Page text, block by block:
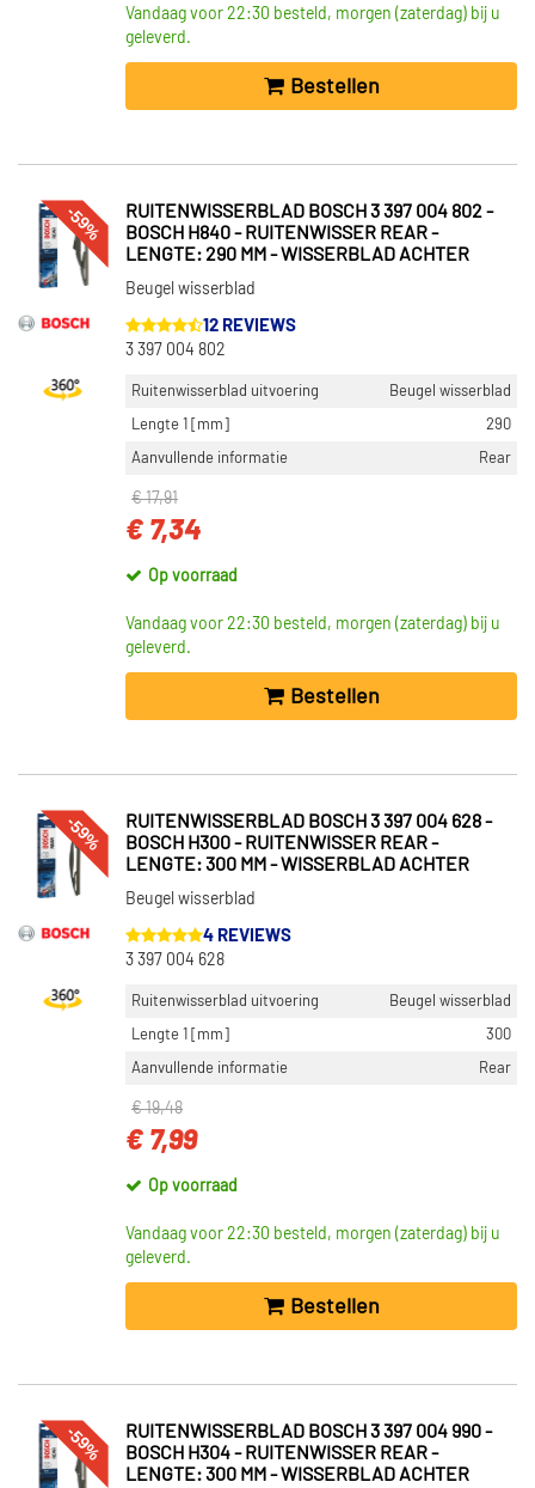
Vandaag voor 22:30 besteld, morgen (zaterdag) bij u
geleverd.
Bestellen
-59%
RUITENWISSERBLAD BOSCH 3 397 004 802 -
BOSCH H840 - RUITENWISSER REAR -
LENGTE: 290 MM - WISSERBLAD ACHTER
Beugel wisserblad
12 REVIEWS
3 397 004 802
Ruitenwisserblad uitvoering
Beugel wisserblad
Lengte 1 [mm]
290
Aanvullende informatie
Rear
€ 17,91
€ 7,34
Op voorraad
Vandaag voor 22:30 besteld, morgen (zaterdag) bij u
geleverd.
Bestellen
-59%
RUITENWISSERBLAD BOSCH 3 397 004 628 -
BOSCH H300 - RUITENWISSER REAR -
LENGTE: 300 MM - WISSERBLAD ACHTER
Beugel wisserblad
4 REVIEWS
3 397 004 628
Ruitenwisserblad uitvoering
Beugel wisserblad
Lengte 1 [mm]
300
Aanvullende informatie
Rear
€ 19,48
€ 7,99
Op voorraad
Vandaag voor 22:30 besteld, morgen (zaterdag) bij u
geleverd.
Bestellen
-59%
RUITENWISSERBLAD BOSCH 3 397 004 990 -
BOSCH H304 - RUITENWISSER REAR -
LENGTE: 300 MM - WISSERBLAD ACHTER